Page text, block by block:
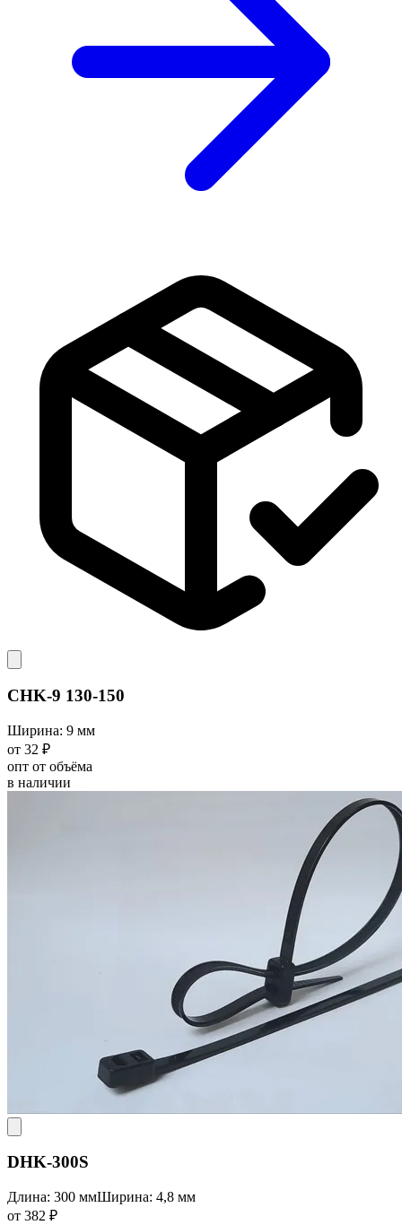
CHK-9 130-150
Ширина: 9 мм
от 32 ₽
опт от объёма
в наличии
DHK-300S
Длина: 300 ммШирина: 4,8 мм
от 382 ₽